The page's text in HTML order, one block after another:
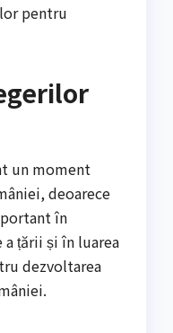
pentru
un moment
deoarece
în
țării și în luarea
dezvoltarea